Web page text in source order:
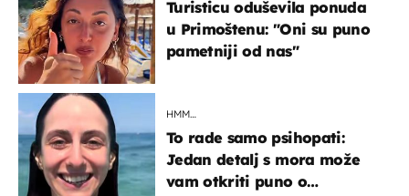
Turisticu oduševila ponuda
u Primoštenu: "Oni su puno
pametniji od nas"
HMM…
To rade samo psihopati:
Jedan detalj s mora može
vam otkriti puno o